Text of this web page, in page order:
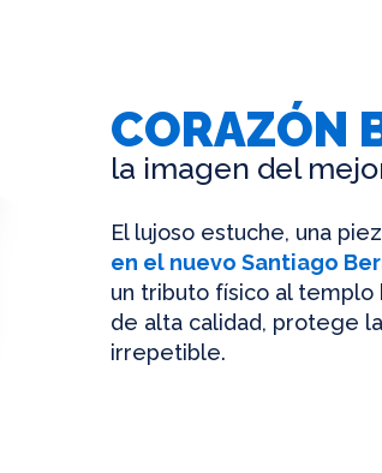
CORAZÓN
la imagen del
El lujoso estuche, una
en el nuevo Santiago
un tributo físico al templo
de alta calidad, protege
irrepetible.